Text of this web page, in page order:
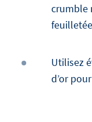
crumble
Utilisez
d’or